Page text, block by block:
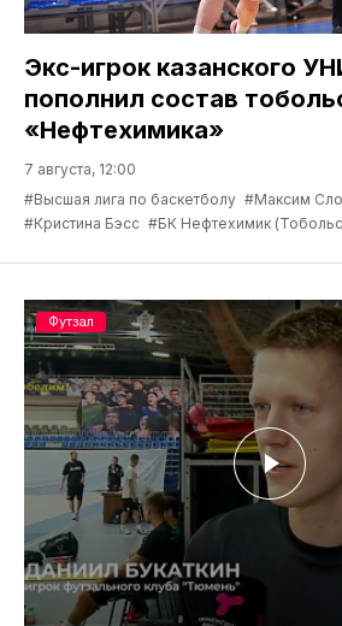
Экс-игрок казанского
пополнил состав
«Нефтехимика»
7 августа, 12:00
#Высшая лига по баскетболу #Максим
#Кристина Бэсс #БК Нефтехимик
Футзал